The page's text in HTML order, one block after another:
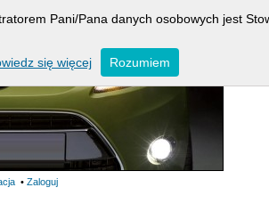
• Zaloguj
Pani/Pana danych osobowych jest
się więcej Rozumiem